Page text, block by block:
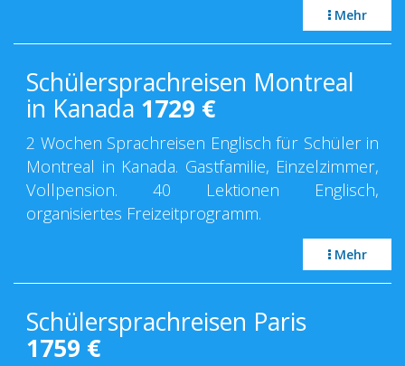
Mehr
Schülersprachreisen Montreal
in Kanada 1729 €
2 Wochen Sprachreisen Englisch für Schüler in
Montreal in Kanada. Gastfamilie, Einzelzimmer,
Vollpension. 40 Lektionen Englisch,
organisiertes Freizeitprogramm.
Mehr
Schülersprachreisen Paris
1759 €